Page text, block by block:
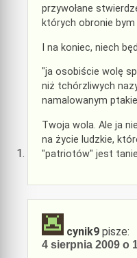
przywołane
których obronie bym
I na koniec, niech
"ja osobiście wolę
niż tchórzliwych
namalowanym
Twoja wola. Ale ja
na życie ludzkie,
"patriotów" jest
cynik9 pisze:
4 sierpnia 2009 o